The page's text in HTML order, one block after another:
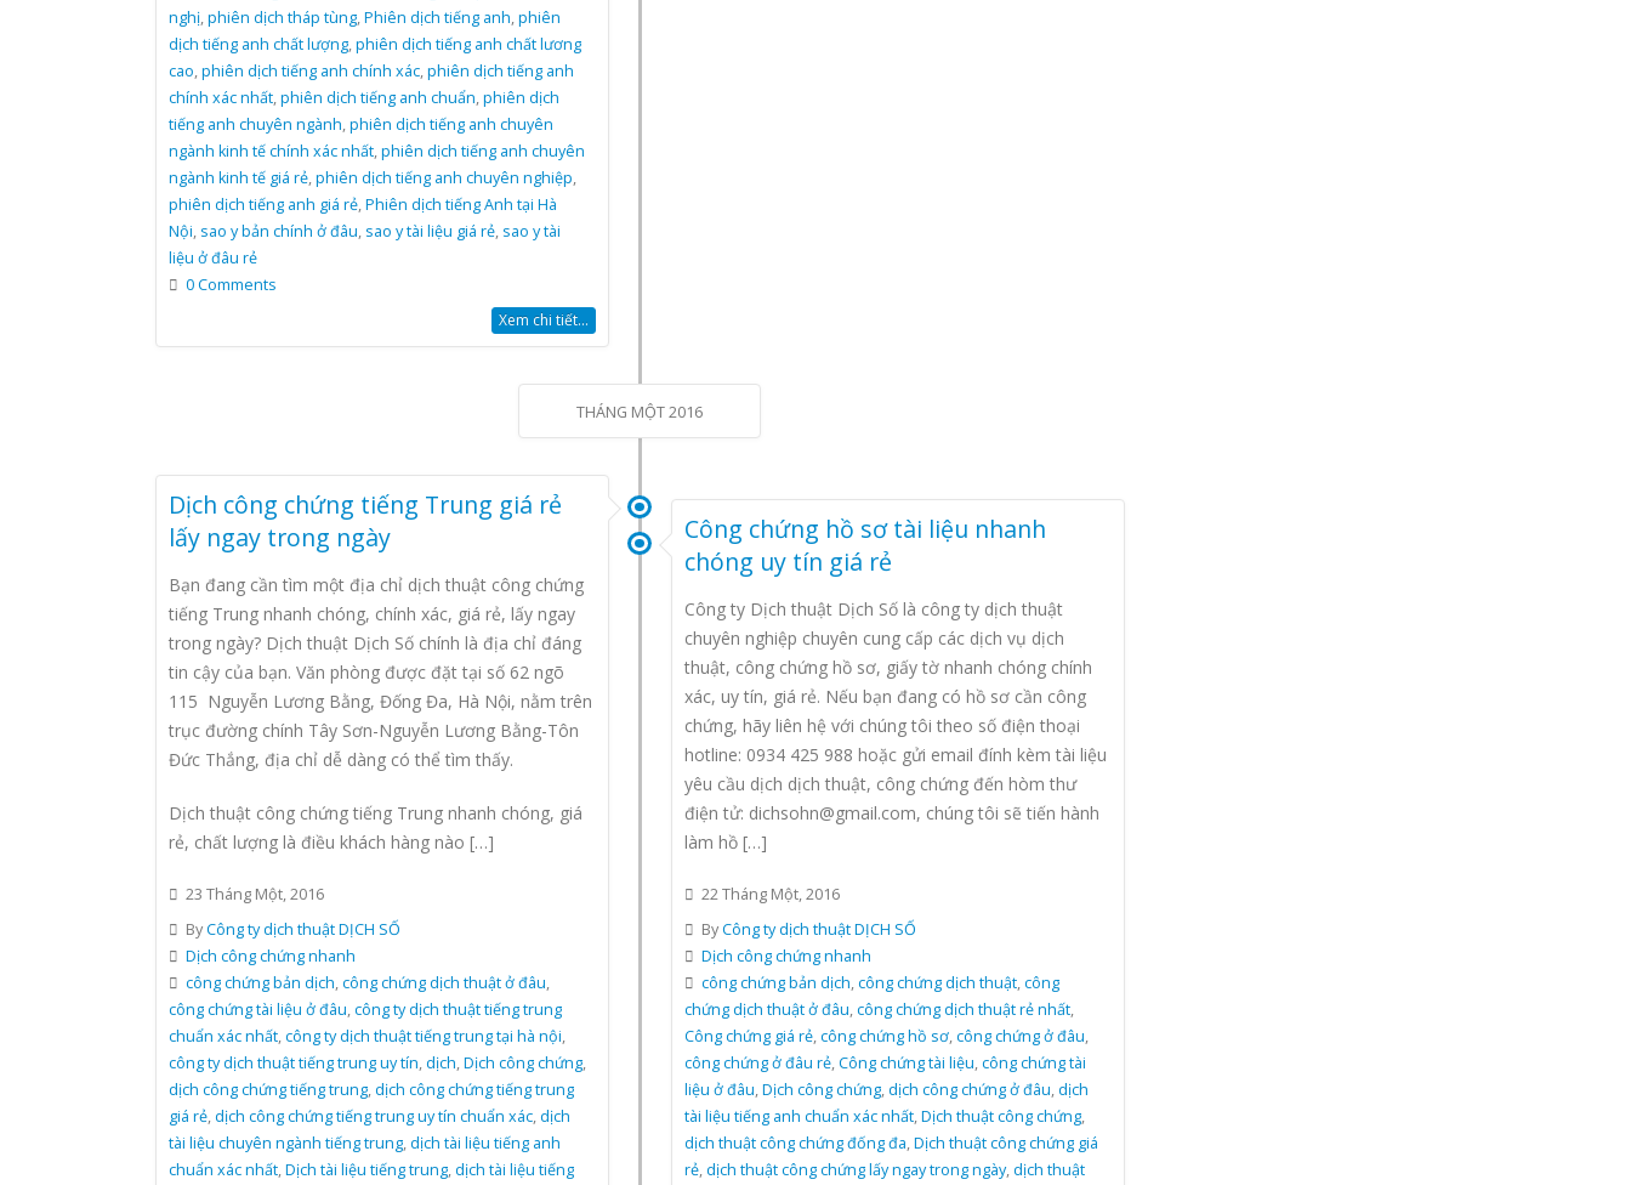
nghị,phiên dịch tháp tùng,Phiên dịch tiếng anh,phiên
dịch tiếng anh chất lượng,phiên dịch tiếng anh chất lương
cao,phiên dịch tiếng anh chính xác,phiên dịch tiếng anh
chính xác nhất,phiên dịch tiếng anh chuẩn,phiên dịch
tiếng anh chuyên ngành,phiên dịch tiếng anh chuyên
ngành kinh tế chính xác nhất,phiên dịch tiếng anh chuyên
ngành kinh tế giá rẻ,phiên dịch tiếng anh chuyên nghiệp,
phiên dịch tiếng anh giá rẻ,Phiên dịch tiếng Anh tại Hà
Nội, sao y bản chính ở đâu, sao y tài liệu giá rẻ, sao y tài
liệu ở đâu rẻ
0 Comments
Xem chi tiết...
THÁNG MỘT 2016
Dịch công chứng tiếng Trung giá rẻ
lấy ngay trong ngày
Bạn đang cần tìm một địa chỉ dịch thuật công chứng
tiếng Trung nhanh chóng, chính xác, giá rẻ, lấy ngay
trong ngày? Dịch thuật Dịch Số chính là địa chỉ đáng
tin cậy của bạn. Văn phòng được đặt tại số 62 ngõ
115 Nguyễn Lương Bằng, Đống Đa, Hà Nội, nằm trên
trục đường chính Tây Sơn-Nguyễn Lương Bằng-Tôn
Đức Thắng, địa chỉ dễ dàng có thể tìm thấy.
Dịch thuật công chứng tiếng Trung nhanh chóng, giá
rẻ, chất lượng là điều khách hàng nào […]
23 Tháng Một, 2016
ByCông ty dịch thuật DỊCH SỐ
Dịch công chứng nhanh
công chứng bản dịch,công chứng dịch thuật ở đâu,
công chứng tài liệu ở đâu,công ty dịch thuật tiếng trung
chuẩn xác nhất,công ty dịch thuật tiếng trung tại hà nội,
công ty dịch thuật tiếng trung uy tín,dịch,Dịch công chứng,
dịch công chứng tiếng trung,dịch công chứng tiếng trung
giá rẻ,dịch công chứng tiếng trung uy tín chuẩn xác,dịch
tài liệu chuyên ngành tiếng trung,dịch tài liệu tiếng anh
chuẩn xác nhất,Dịch tài liệu tiếng trung,dịch tài liệu tiếng
Công chứng hồ sơ tài liệu nhanh
chóng uy tín giá rẻ
Công ty Dịch thuật Dịch Số là công ty dịch thuật
chuyên nghiệp chuyên cung cấp các dịch vụ dịch
thuật, công chứng hồ sơ, giấy tờ nhanh chóng chính
xác, uy tín, giá rẻ. Nếu bạn đang có hồ sơ cần công
chứng, hãy liên hệ với chúng tôi theo số điện thoại
hotline: 0934 425 988 hoặc gửi email đính kèm tài liệu
yêu cầu dịch dịch thuật, công chứng đến hòm thư
điện tử: dichsohn@gmail.com, chúng tôi sẽ tiến hành
làm hồ […]
22 Tháng Một, 2016
ByCông ty dịch thuật DỊCH SỐ
Dịch công chứng nhanh
công chứng bản dịch,công chứng dịch thuật,công
chứng dịch thuật ở đâu,công chứng dịch thuật rẻ nhất,
Công chứng giá rẻ,công chứng hồ sơ,công chứng ở đâu,
công chứng ở đâu rẻ,Công chứng tài liệu,công chứng tài
liệu ở đâu,Dịch công chứng,dịch công chứng ở đâu,dịch
tài liệu tiếng anh chuẩn xác nhất,Dịch thuật công chứng,
dịch thuật công chứng đống đa,Dịch thuật công chứng giá
rẻ,dịch thuật công chứng lấy ngay trong ngày,dịch thuật